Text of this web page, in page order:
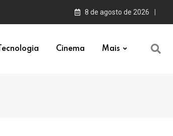
8 de agosto de 2026
Tecnologia Cinema Mais